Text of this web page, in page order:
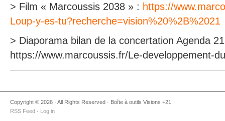
> Film « Marcoussis 2038 » : https://
Loup-y-es-tu?recherche=vision%20%2B%2021
> Diaporama bilan de la concertation Agenda
https://www.marcoussis.fr/Le-developpement-
Copyright © 2026 · All Rights Reserved · Boîte à outils Visions +21
RSS Feed · Log in